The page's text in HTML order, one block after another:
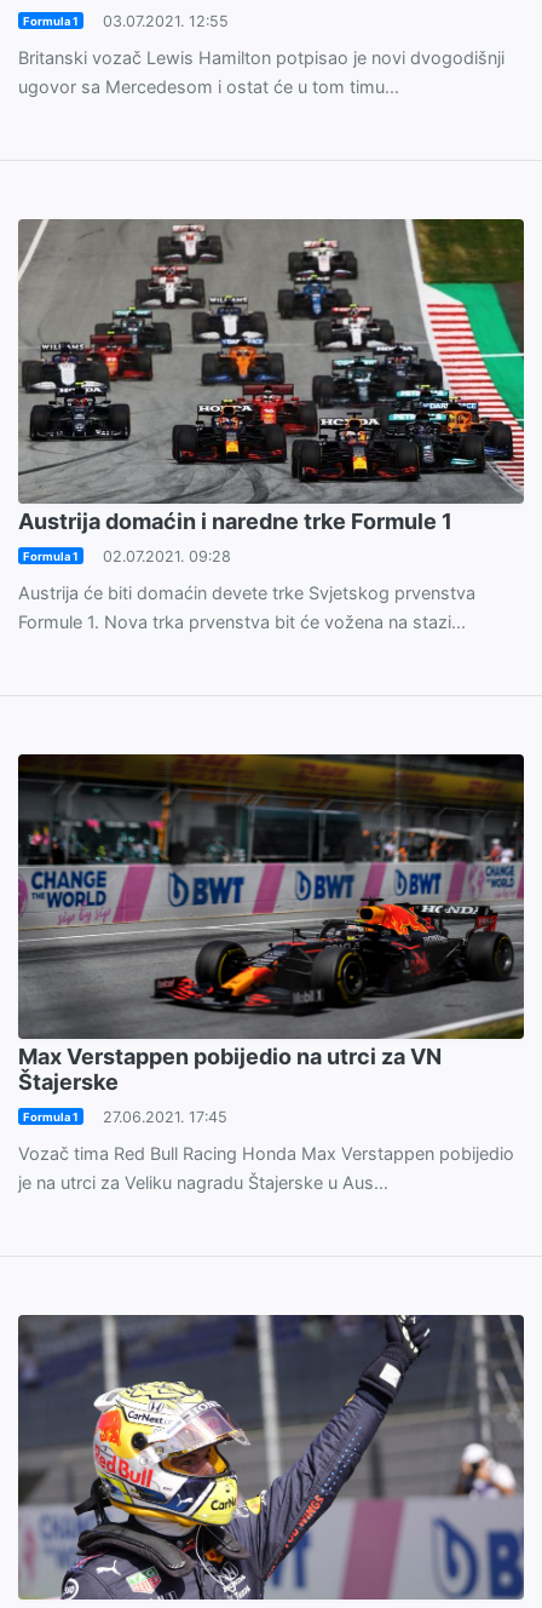
Formula 1 03.07.2021. 12:55
Britanski vozač Lewis Hamilton potpisao je novi dvogodišnji
ugovor sa Mercedesom i ostat će u tom timu...
Austrija domaćin i naredne trke Formule 1
Formula 1 02.07.2021. 09:28
Austrija će biti domaćin devete trke Svjetskog prvenstva
Formule 1. Nova trka prvenstva bit će vožena na stazi...
Max Verstappen pobijedio na utrci za VN
Štajerske
Formula 1 27.06.2021. 17:45
Vozač tima Red Bull Racing Honda Max Verstappen pobijedio
je na utrci za Veliku nagradu Štajerske u Aus...